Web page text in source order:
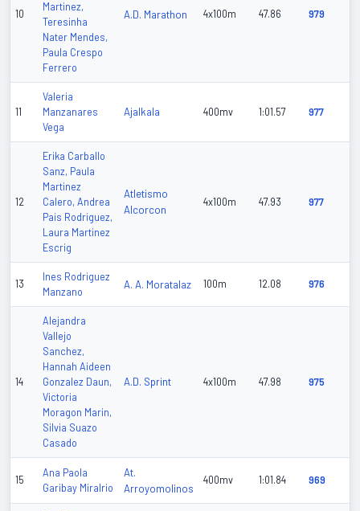
10
Martinez,
Teresinha
Nater Mendes,
Paula Crespo
Ferrero
A.D. Marathon 4x100m 47.86 979
11
Valeria
Manzanares
Vega
Ajalkala 400mv 1:01.57 977
12
Erika Carballo
Sanz, Paula
Martinez
Calero, Andrea
Pais Rodriguez,
Laura Martinez
Escrig
Atletismo
Alcorcon
4x100m 47.93 977
13
Ines Rodriguez
Manzano
A. A. Moratalaz 100m 12.08 976
14
Alejandra
Vallejo
Sanchez,
Hannah Aideen
Gonzalez Daun,
Victoria
Moragon Marin,
Silvia Suazo
Casado
A.D. Sprint 4x100m 47.98 975
15
Ana Paola
Garibay Miralrio
At.
Arroyomolinos
400mv 1:01.84 969